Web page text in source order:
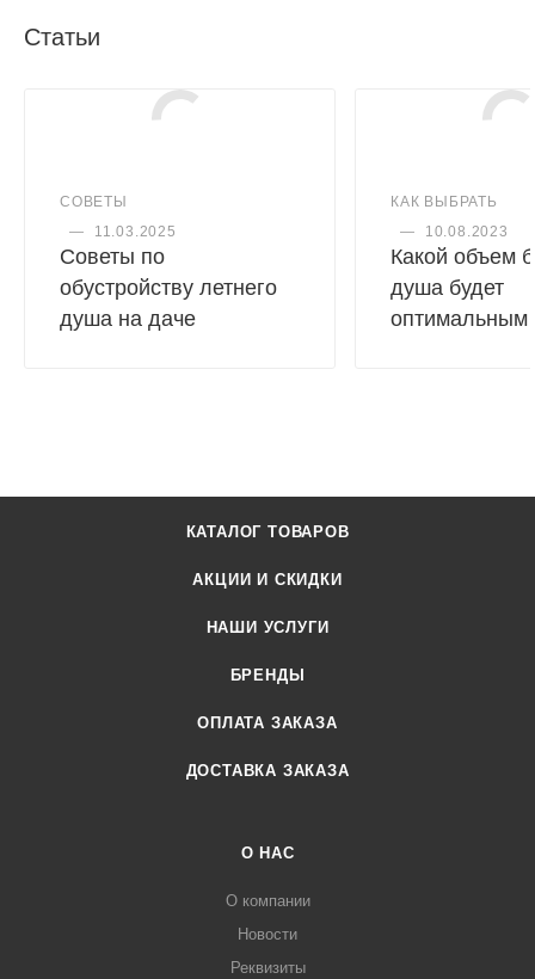
Статьи
СОВЕТЫ
—
11.03.2025
Советы по
обустройству летнего
душа на даче
КАК ВЫБРАТЬ
—
10.08.2023
Какой объем
душа будет
оптимальным
КАТАЛОГ ТОВАРОВ
АКЦИИ И СКИДКИ
НАШИ УСЛУГИ
БРЕНДЫ
ОПЛАТА ЗАКАЗА
ДОСТАВКА ЗАКАЗА
О НАС
О компании
Новости
Реквизиты